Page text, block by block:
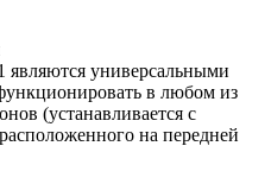
универсальными
в любом из
(устанавливается с
на передней